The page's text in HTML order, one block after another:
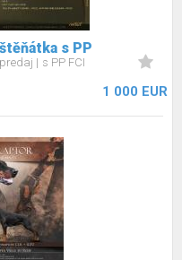
s PP
s PP FCI
1 000 EUR